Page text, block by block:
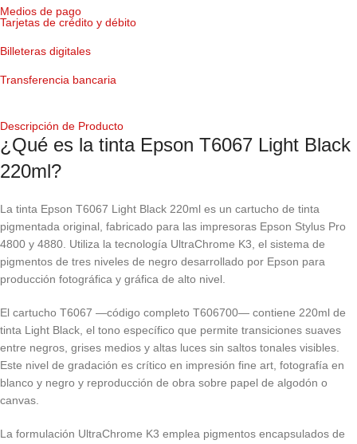
Medios de pago
Tarjetas de crédito y débito
Billeteras digitales
Transferencia bancaria
Descripción de Producto
¿Qué es la tinta Epson T6067 Light Black
220ml?
La tinta Epson T6067 Light Black 220ml es un cartucho de tinta
pigmentada original, fabricado para las impresoras Epson Stylus Pro
4800 y 4880. Utiliza la tecnología UltraChrome K3, el sistema de
pigmentos de tres niveles de negro desarrollado por Epson para
producción fotográfica y gráfica de alto nivel.
El cartucho T6067 —código completo T606700— contiene 220ml de
tinta Light Black, el tono específico que permite transiciones suaves
entre negros, grises medios y altas luces sin saltos tonales visibles.
Este nivel de gradación es crítico en impresión fine art, fotografía en
blanco y negro y reproducción de obra sobre papel de algodón o
canvas.
La formulación UltraChrome K3 emplea pigmentos encapsulados de